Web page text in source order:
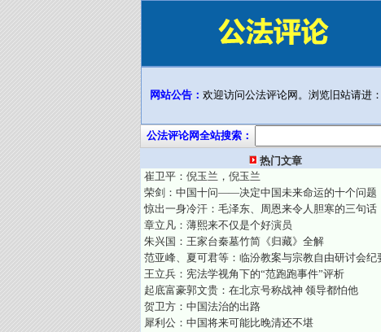
网站公告： 欢迎访问公法评论网。浏览旧站请进：
公法评论网全站搜索：
热门文章
崔卫平：倪玉兰，倪玉兰
荣剑：中国十问——决定中国未来命运的十个问题
惊出一身冷汗：毛泽东、周恩来令人胆寒的三句话
章立凡：薄熙来不仅是个好演员
朱兴国：王家台秦墓竹简《归藏》全解
范亚峰、夏可君等：临汾教案与宗教自由研讨会纪
王立兵：宪法学视角下的“范跑跑事件”评析
起底富豪郭文贵：在北京号称战神 领导都怕他
贺卫方：中国法治的出路
犀利公：中国将来可能比晚清还不堪